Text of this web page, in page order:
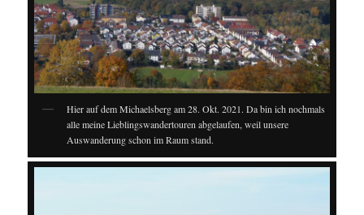
Hier auf dem Michaelsberg am 28. Okt. 2021. Da bin ich nochmals
alle meine Lieblingswandertouren abgelaufen, weil unsere
Auswanderung schon im Raum stand.